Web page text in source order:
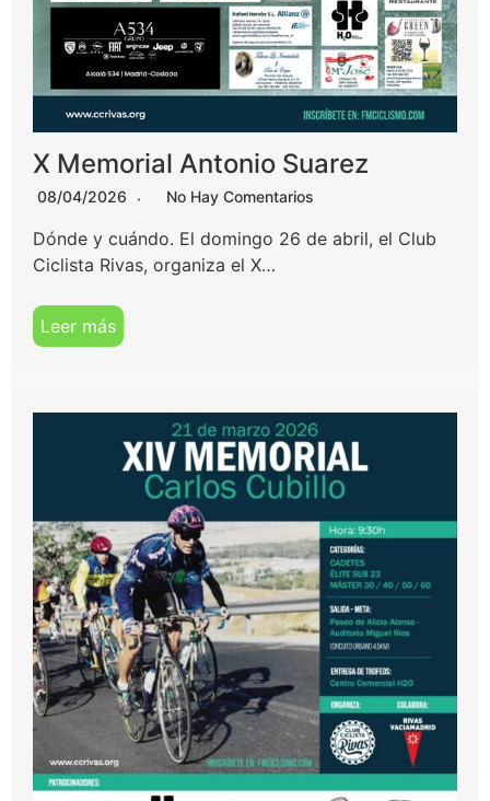
X Memorial Antonio Suarez
08/04/2026 No Hay Comentarios
Dónde y cuándo. El domingo 26 de abril, el Club
Ciclista Rivas, organiza el X…
Leer más